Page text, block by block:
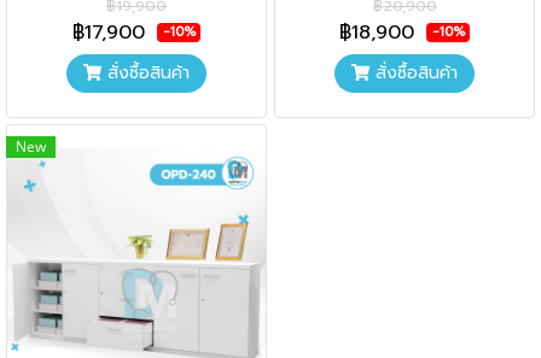
฿19,900
฿17,900 -10%
สั่งซื้อสินค้า
฿20,900
฿18,900 -10%
สั่งซื้อสินค้า
New